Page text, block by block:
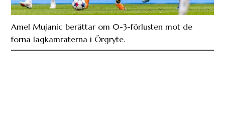
Amel Mujanic berättar om 0-3-förlusten mot de
forna lagkamraterna i Örgryte.